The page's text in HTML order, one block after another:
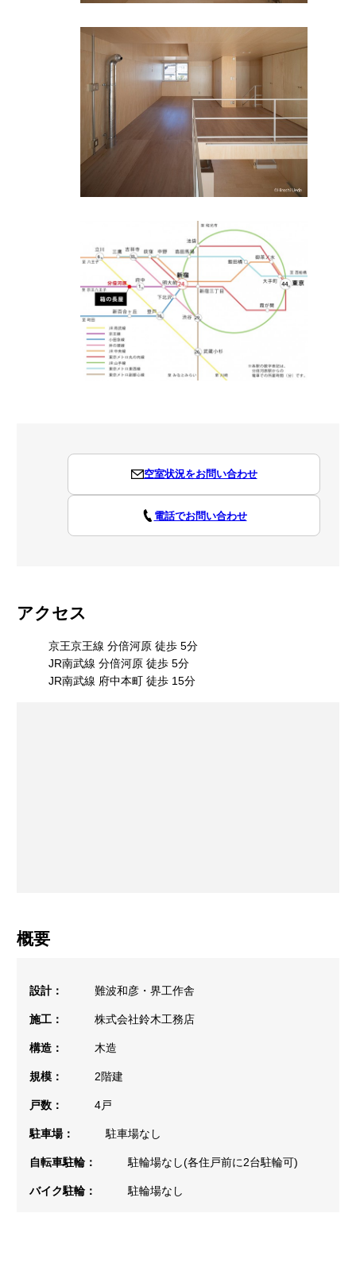
空室状況をお問い合わせ
電話でお問い合わせ
アクセス
京王京王線 分倍河原 徒歩 5分
JR南武線 分倍河原 徒歩 5分
JR南武線 府中本町 徒歩 15分
概要
設計： 難波和彦・界工作舎
施工： 株式会社鈴木工務店
構造： 木造
規模： 2階建
戸数： 4戸
駐車場： 駐車場なし
自転車駐輪： 駐輪場なし(各住戸前に2台駐輪可)
バイク駐輪： 駐輪場なし